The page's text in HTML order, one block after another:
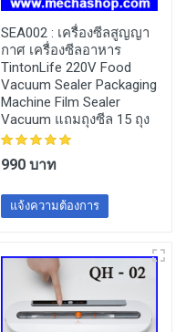
SEA002 : เครื่องซีลสูญญา
กาศ เครื่องซีลอาหาร
TintonLife 220V Food
Vacuum Sealer Packaging
Machine Film Sealer
Vacuum แถมถุงซีล 15 ถุง
990 บาท
แจ้งความต้องการ